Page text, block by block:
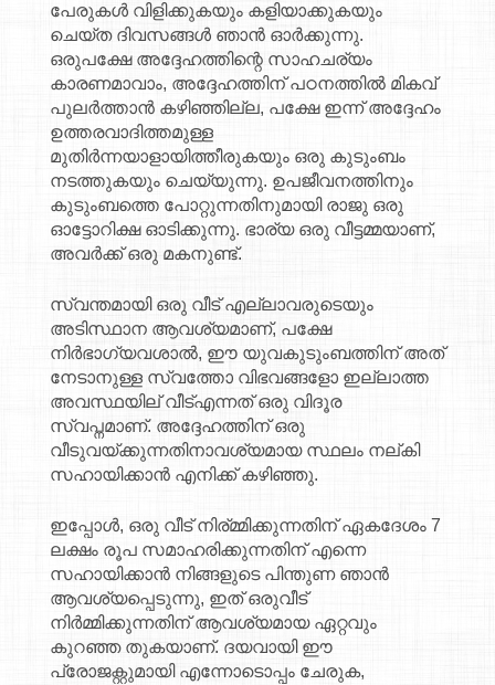
പേരുകൾ വിളിക്കുകയും കളിയാക്കുകയും
ചെയ്ത ദിവസങ്ങൾ ഞാൻ ഓർക്കുന്നു.
ഒരുപക്ഷേ അദ്ദേഹത്തിന്റെ സാഹചര്യം
കാരണമാവാം, അദ്ദേഹത്തിന് പഠനത്തിൽ മികവ്
പുലർത്താൻ കഴിഞ്ഞില്ല, പക്ഷേ ഇന്ന് അദ്ദേഹം
ഉത്തരവാദിത്തമുള്ള
മുതിർന്നയാളായിത്തീരുകയും ഒരു കുടുംബം
നടത്തുകയും ചെയ്യുന്നു. ഉപജീവനത്തിനും
കുടുംബത്തെ പോറ്റുന്നതിനുമായി രാജു ഒരു
ഓട്ടോറിക്ഷ ഓടിക്കുന്നു. ഭാര്യ ഒരു വീട്ടമ്മയാണ്,
അവർക്ക് ഒരു മകനുണ്ട്.
സ്വന്തമായി ഒരു വീട് എല്ലാവരുടെയും
അടിസ്ഥാന ആവശ്യമാണ്, പക്ഷേ
നിർഭാഗ്യവശാൽ, ഈ യുവകുടുംബത്തിന് അത്
നേടാനുള്ള സ്വത്തോ വിഭവങ്ങളോ ഇല്ലാത്ത
അവസ്ഥയില് വീട്എന്നത് ഒരു വിദൂര
സ്വപ്നമാണ്. അദ്ദേഹത്തിന് ഒരു
വീടുവയ്ക്കുന്നതിനാവശ്യമായ സ്ഥലം നല്കി
സഹായിക്കാൻ എനിക്ക് കഴിഞ്ഞു.
ഇപ്പോൾ, ഒരു വീട് നിര്മ്മിക്കുന്നതിന് ഏകദേശം 7
ലക്ഷം രൂപ സമാഹരിക്കുന്നതിന് എന്നെ
സഹായിക്കാൻ നിങ്ങളുടെ പിന്തുണ ഞാൻ
ആവശ്യപ്പെടുന്നു, ഇത് ഒരുവീട്
നിർമ്മിക്കുന്നതിന് ആവശ്യമായ ഏറ്റവും
കുറഞ്ഞ തുകയാണ്. ദയവായി ഈ
പ്രോജക്റ്റുമായി എന്നോടൊപ്പം ചേരുക,